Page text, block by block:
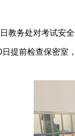
教务处对考试安
日提前检查保密室